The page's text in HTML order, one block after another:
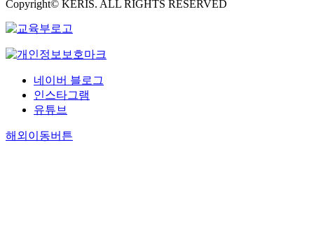
Copyright© KERIS. ALL RIGHTS RESERVED
네이버 블로그
인스타그램
유튜브
해외이동버튼